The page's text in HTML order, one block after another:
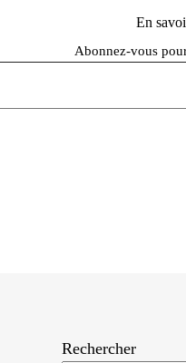
En
Abonnez-vous
Rechercher